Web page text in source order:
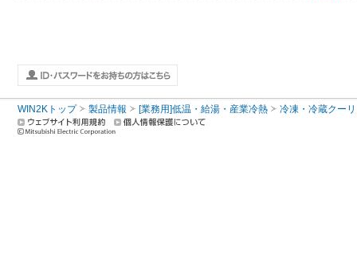
WIN2Kトップ 製品情報 [業務用]低温・給湯・産業冷熱 冷凍・冷蔵クー